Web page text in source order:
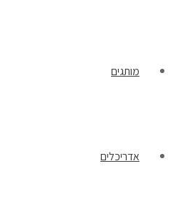
מותגים
אדריכלים